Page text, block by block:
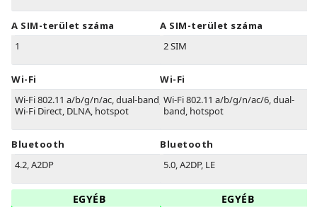
A SIM-terület száma
1
Wi-Fi
Wi-Fi 802.11 a/b/g/n/ac, dual-band,
Wi-Fi Direct, DLNA, hotspot
Bluetooth
4.2, A2DP
EGYÉB
A SIM-terület száma
2 SIM
Wi-Fi
Wi-Fi 802.11 a/b/g/n/ac/6, dual-
band, hotspot
Bluetooth
5.0, A2DP, LE
EGYÉB